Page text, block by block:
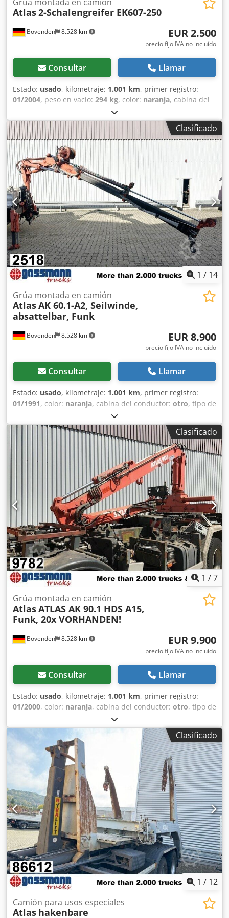
Bovenden 8.528 km
Atlas2-Schalengreifer EK607-250
EUR 2.500
precio fijo IVA no incluído
Consultar Llamar
Estado: usado, kilometraje: 1.001 km, primer registro:
01/2004, peso en vacío: 294 kg, color: naranja, cabina del
, tipo de engranaje:
fabricación:2004, Ubicación del vehículo: Bovenden.
Superestructura: 500 mm. Csdpfsi Rql Hox Afkorf LAS
ESPECIFICACIONES DE LOS ACCESORIOS SE OFRECEN SIN
GARANTÍA. Nos reservamos el derecho a realizar
modificaciones, a vender el vehículo antes de la fecha
prevista y a corregir errores.
Clasificado
1 / 14
Bovenden 8.528 km
Grúa montada en camión
AtlasAK 60.1-A2, Seilwinde,
absattelbar, Funk
EUR 8.900
precio fijo IVA no incluído
Consultar Llamar
Estado: usado, kilometraje: 1.001 km, primer registro:
01/1991, color: naranja, cabina del conductor: otro, tipo de
, Año de fabricación:
grúa, torno de cable, Ubicación del vehículo: Bovenden,
desacoplable, paro de emergencia, control de garra,
plegable, estabilizador hidráulico de 2 puntos, mando a
distancia por radio, 2 extensiones hidráulicas, cabrestante
de cable Carrocería: grúa trasera desacoplable Atlas AK
60.1-6,5/2 (A2) con cabrestante de cable y mando a
distancia (Remote-Control); Capacidad de la grúa: 1,9m-
3050kg, 3,5m-1700kg, 5m-1180kg, 6,4m-900kg! Csdpfx
Afjxdbxaokjrf ¡Se invirtieron aproximadamente 3.000,00 €
en 2023 en servicio y sistema de radio de la grúa!
INFORMACIÓN DE ACCESORIOS SIN GARANTÍA; Sujeto a
cambios, venta intermedia y errores reservados.
Clasificado
1 /7
Bovenden 8.528 km
Grúa montada en camión
AtlasATLAS AK 90.1 HDS A15,
Funk, 20x VORHANDEN!
EUR 9.900
precio fijo IVA no incluído
Consultar Llamar
Estado: usado, kilometraje: 1.001 km, primer registro:
01/2000, color: naranja, cabina del conductor: otro, tipo de
, Año de fabricación:
cierre centralizado, grúa, Ubicación del vehículo:
Bovenden, parada de emergencia, control de pinza,
estabilización hidráulica de 2 puntos, mando a distancia
por radio. Superestructura: grúa de carga Atlas AK 90.1
HDS A15 con control por radio. ¡La grúa ha sido poco
usada! Diagrama de carga: 6,5 m – 970 kg. Opcionalmente
ampliable a 8,0 m – 780 kg con coste adicional. LOS DATOS
SOBRE ACCESORIOS SE DAN SIN GARANTÍA. Sujetos a
modificaciones, venta intermedia y errores. Codpfx
Afjxbfxljkorf
Clasificado
1 / 12
Camión para usos especiales
Atlas hakenbare